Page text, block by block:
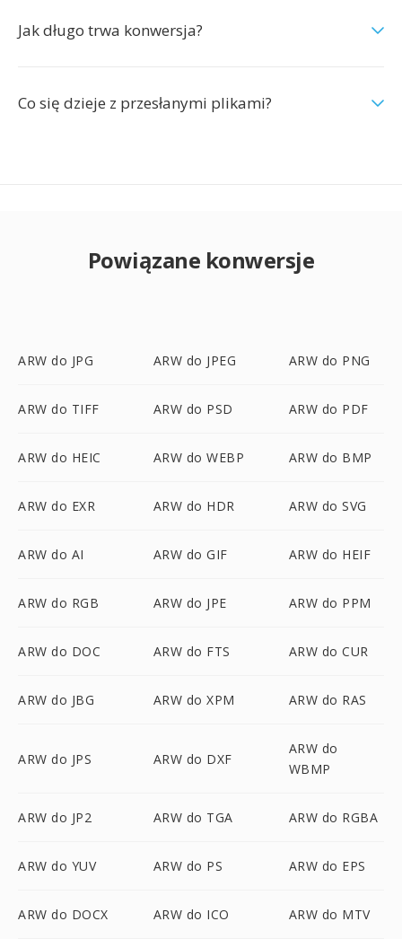
Jak długo trwa konwersja?
Co się dzieje z przesłanymi plikami?
Powiązane konwersje
ARW do JPG ARW do JPEG ARW do PNG
ARW do TIFF ARW do PSD ARW do PDF
ARW do HEIC ARW do WEBP ARW do BMP
ARW do EXR ARW do HDR ARW do SVG
ARW do AI ARW do GIF ARW do HEIF
ARW do RGB ARW do JPE ARW do PPM
ARW do DOC ARW do FTS ARW do CUR
ARW do JBG ARW do XPM ARW do RAS
ARW do JPS ARW do DXF
ARW do
WBMP
ARW do JP2 ARW do TGA ARW do RGBA
ARW do YUV ARW do PS ARW do EPS
ARW do DOCX ARW do ICO ARW do MTV